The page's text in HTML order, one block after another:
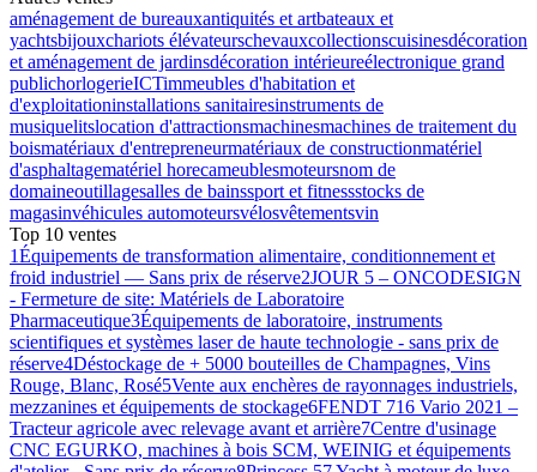
aménagement de bureauxantiquités et artbateaux et
yachtsbijouxchariots élévateurschevauxcollectionscuisinesdécoration
et aménagement de jardinsdécoration intérieureélectronique grand
publichorlogerieICTimmeubles d'habitation et
d'exploitationinstallations sanitairesinstruments de
musiquelitslocation d'attractionsmachinesmachines de traitement du
boismatériaux d'entrepreneurmatériaux de constructionmatériel
d'asphaltagematériel horecameublesmoteursnom de
domaineoutillagesalles de bainssport et fitnessstocks de
magasinvéhicules automoteursvélosvêtementsvin
Top 10 ventes
1Équipements de transformation alimentaire, conditionnement et
froid industriel — Sans prix de réserve2JOUR 5 – ONCODESIGN
- Fermeture de site: Matériels de Laboratoire
Pharmaceutique3Équipements de laboratoire, instruments
scientifiques et systèmes laser de haute technologie - sans prix de
réserve4Déstockage de + 5000 bouteilles de Champagnes, Vins
Rouge, Blanc, Rosé5Vente aux enchères de rayonnages industriels,
mezzanines et équipements de stockage6FENDT 716 Vario 2021 –
Tracteur agricole avec relevage avant et arrière7Centre d'usinage
CNC EGURKO, machines à bois SCM, WEINIG et équipements